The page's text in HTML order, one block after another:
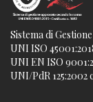
Sistema di
UNI ISO
UNI EN ISO
UNI/PdR 125:2002